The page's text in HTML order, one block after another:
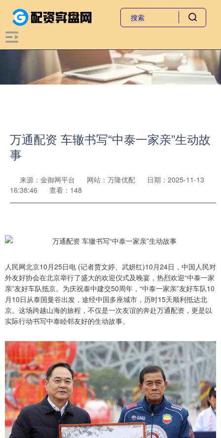
万通配资 车辙书写“中泰一家亲”生动故
事
来源：金御网平台 网站：万隆优配
日期：2025-11-13
16:38:46
查看：148
人民网北京10月25日电 (记者贾文婷、武妍红)10月24日，中国人民对
外友好协会在北京举行了盛大的欢迎仪式及晚宴，热烈欢迎“中泰一家
亲”友好车队抵京。为庆祝泰中建交50周年，“中泰一家亲”友好车队10
月10日从泰国曼谷出发，途经中国多座城市，历时15天顺利抵达北
京。这场跨越山海的旅程，不仅是一次友谊的奔赴万通配资，更是以
实际行动书写中泰睦邻友好的生动故事。